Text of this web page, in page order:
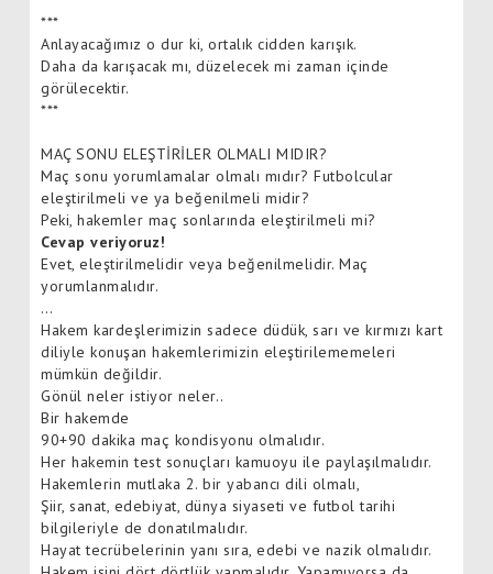
***
Anlayacağımız o dur ki, ortalık cidden karışık.
Daha da karışacak mı, düzelecek mi zaman içinde
görülecektir.
***
MAÇ SONU ELEŞTİRİLER OLMALI MIDIR?
Maç sonu yorumlamalar olmalı mıdır? Futbolcular
eleştirilmeli ve ya beğenilmeli midir?
Peki, hakemler maç sonlarında eleştirilmeli mi?
Cevap veriyoruz!
Evet, eleştirilmelidir veya beğenilmelidir. Maç
yorumlanmalıdır.
…
Hakem kardeşlerimizin sadece düdük, sarı ve kırmızı kart
diliyle konuşan hakemlerimizin eleştirilememeleri
mümkün değildir.
Gönül neler istiyor neler..
Bir hakemde
90+90 dakika maç kondisyonu olmalıdır.
Her hakemin test sonuçları kamuoyu ile paylaşılmalıdır.
Hakemlerin mutlaka 2. bir yabancı dili olmalı,
Şiir, sanat, edebiyat, dünya siyaseti ve futbol tarihi
bilgileriyle de donatılmalıdır.
Hayat tecrübelerinin yanı sıra, edebi ve nazik olmalıdır.